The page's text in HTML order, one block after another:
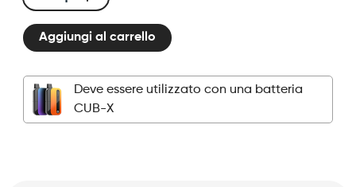
CUBX
Pods
Creamy
Tobacco
quantità
Aggiungi al carrello
Deve essere utilizzato con una batteria
CUB-X